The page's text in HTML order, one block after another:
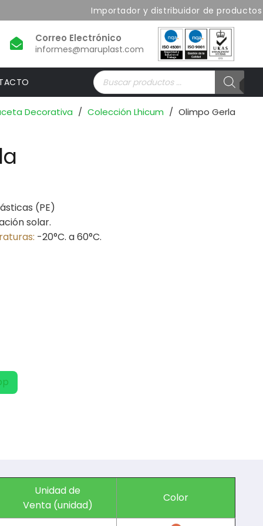
Importador y distribuidor de productos
informes@maruplast.com
Búsqueda
de
productos
Decorativa / Colección Lhicum / Olimpo Gerla
(PE)
solar.
-20°C. a 60°C.
Unidad de
Venta (unidad)
Color